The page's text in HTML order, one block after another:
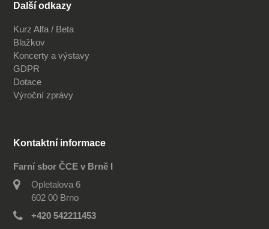
Další odkazy
Kurz Alfa / Beta
Blažkov
Koncerty a výstavy
GDPR
Dotace
Výroční zprávy
Kontaktní informace
Farní sbor ČCE v Brně I
Opletalova 6
602 00 Brno
+420 542211453